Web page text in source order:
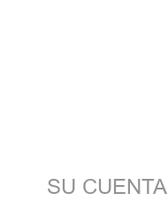
SU CUENTA